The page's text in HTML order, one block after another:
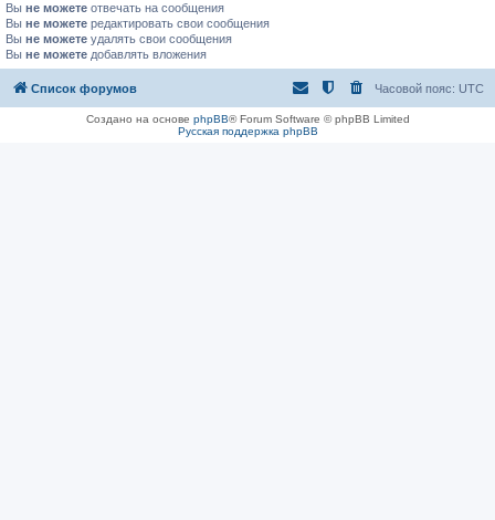
Вы не можете отвечать на сообщения
Вы не можете редактировать свои сообщения
Вы не можете удалять свои сообщения
Вы не можете добавлять вложения
Список форумов Часовой пояс: UTC
Создано на основе phpBB® Forum Software © phpBB Limited
Русская поддержка phpBB